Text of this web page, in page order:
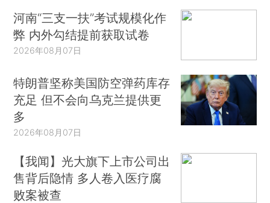
河南“三支一扶”考试规模化作
弊 内外勾结提前获取试卷
2026年08月07日
特朗普坚称美国防空弹药库存
充足 但不会向乌克兰提供更
多
2026年08月07日
【我闻】光大旗下上市公司出
售背后隐情 多人卷入医疗腐
败案被查